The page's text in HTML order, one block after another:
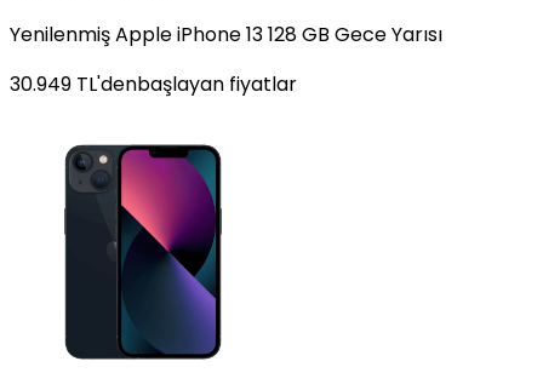
Yenilenmiş Apple iPhone 13 128 GB Gece Yarısı
30.949 TL'denbaşlayan fiyatlar